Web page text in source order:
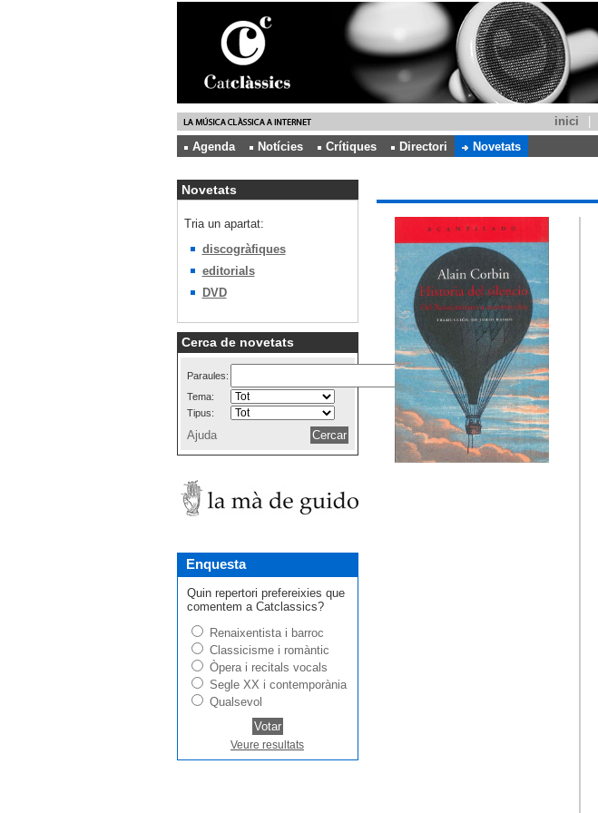
inici
Agenda
Notícies Crítiques Directori Novetats
Novetats
Tria un apartat:
discogràfiques
editorials
DVD
Cerca de novetats
Paraules:
Tema:
Tipus:
Ajuda
Enquesta
Quin repertori prefereixies que
comentem a Catclassics?
Renaixentista i barroc
Classicisme i romàntic
Òpera i recitals vocals
Segle XX i contemporània
Qualsevol
Veure resultats